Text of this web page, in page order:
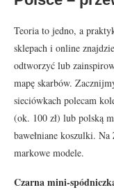
Teoria to jedno, a
sklepach i online
odtworzyć lub
mapę skarbów.
sieciówkach polecam
(ok. 100 zł) lub polską
bawełniane koszulki.
markowe modele.
Czarna mini-